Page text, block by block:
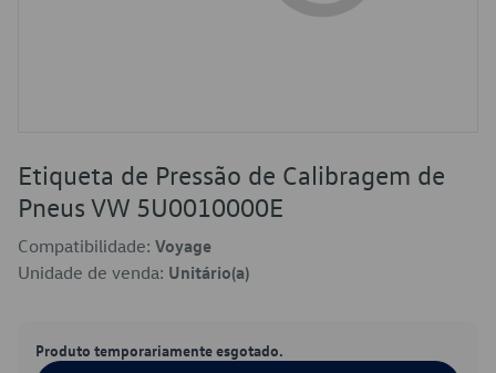
Etiqueta de Pressão de Calibragem de
Pneus VW 5U0010000E
Compatibilidade: Voyage
Unidade de venda: Unitário(a)
Produto temporariamente esgotado.